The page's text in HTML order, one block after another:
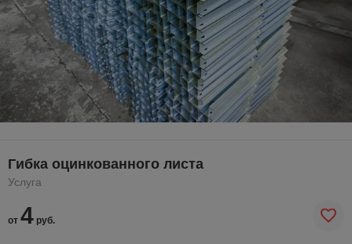
Гибка оцинкованного листа
Услуга
от 4 руб.